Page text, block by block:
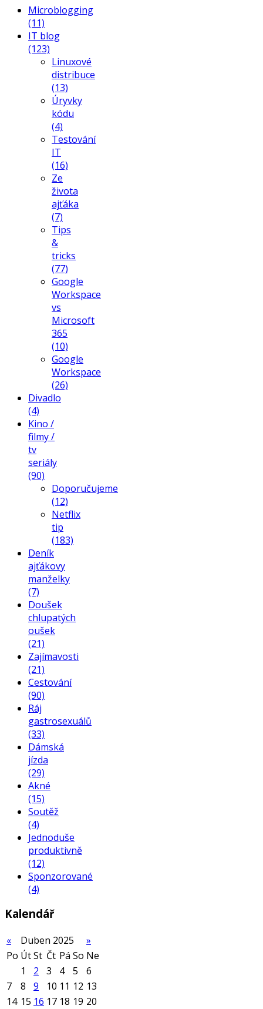
Microblogging
(11)
IT blog
(123)
Linuxové
distribuce
(13)
Úryvky
kódu
(4)
Testování
IT
(16)
Ze
života
ajťáka
(7)
Tips
&
tricks
(77)
Google
Workspace
vs
Microsoft
365
(10)
Google
Workspace
(26)
Divadlo
(4)
Kino /
filmy /
tv
seriály
(90)
Doporučujeme
(12)
Netflix
tip
(183)
Deník
ajťákovy
manželky
(7)
Doušek
chlupatých
oušek
(21)
Zajímavosti
(21)
Cestování
(90)
Ráj
gastrosexuálů
(33)
Dámská
jízda
(29)
Akné
(15)
Soutěž
(4)
Jednoduše
produktivně
(12)
Sponzorované
(4)
Kalendář
« Duben 2025
»
Po ÚtSt Čt Pá So Ne
1
2 3 4 5
6
7
8 9 10 11 12 13
14 15 16 17 18 19 20